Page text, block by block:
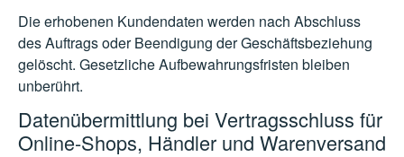
Die erhobenen Kundendaten werden nach Abschluss
des Auftrags oder Beendigung der Geschäftsbeziehung
gelöscht. Gesetzliche Aufbewahrungsfristen bleiben
unberührt.
Datenübermittlung bei Vertragsschluss für
Online-Shops, Händler und Warenversand